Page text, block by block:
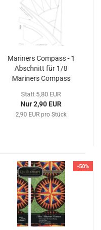
Mariners Compass - 1
Abschnitt für 1/8
Mariners Compass
Statt 5,80 EUR
Nur 2,90 EUR
2,90 EUR pro Stück
-50%